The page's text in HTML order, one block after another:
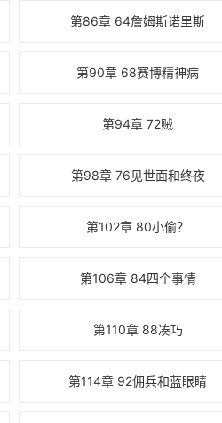
第86章 64詹姆斯诺里斯
第90章 68赛博精神病
第94章 72贼
第98章 76见世面和终夜
第102章 80小偷？
第106章 84四个事情
第110章 88凑巧
第114章 92佣兵和蓝眼睛